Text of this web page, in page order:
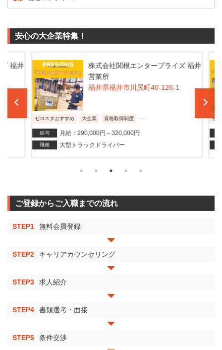
安心の大企業特集！
福井
株式会社関根エンタープライズ 福井
営業所
福井県福井市川尻町40-126-1
ゼロスタおすすめ 大企業 資格取得制度 ...
給与 月給：290,000円～320,000円
職種 大型トラックドライバー
ゼロス
ご登録からご入職までの流れ
STEP1 無料会員登録
STEP2 キャリアカウンセリング
STEP3 求人紹介
STEP4 書類選考・面接
STEP5 条件交渉